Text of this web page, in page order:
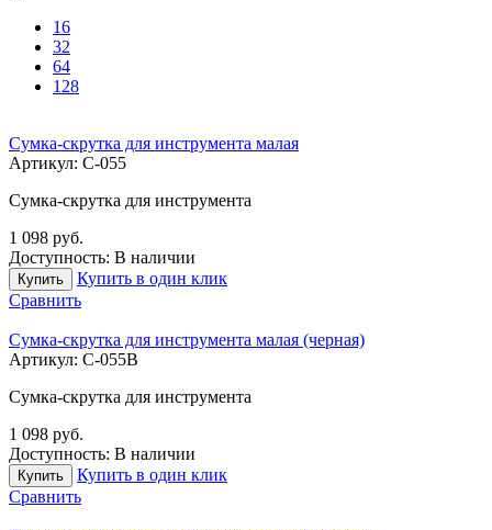
16
32
64
128
Сумка-скрутка для инструмента малая
Артикул: С-055
Сумка-скрутка для инструмента
1 098 руб.
Доступность: В наличии
Купить
Купить в один клик
Сравнить
Сумка-скрутка для инструмента малая (черная)
Артикул: С-055B
Сумка-скрутка для инструмента
1 098 руб.
Доступность: В наличии
Купить
Купить в один клик
Сравнить